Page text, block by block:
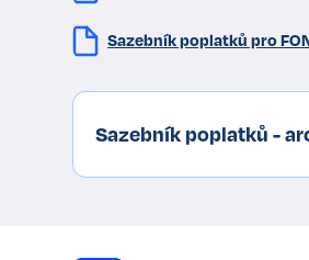
Sazebník poplatků pro
Sazebník poplatků -